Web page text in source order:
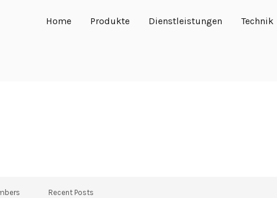
Home Produkte Dienstleistungen Technik
Recent Posts